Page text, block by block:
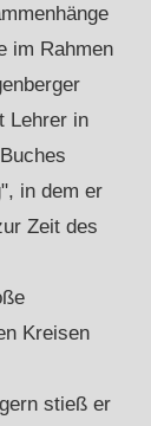
im Rahmen
Lehrer in
in dem er
Zeit des
Kreisen
stieß er